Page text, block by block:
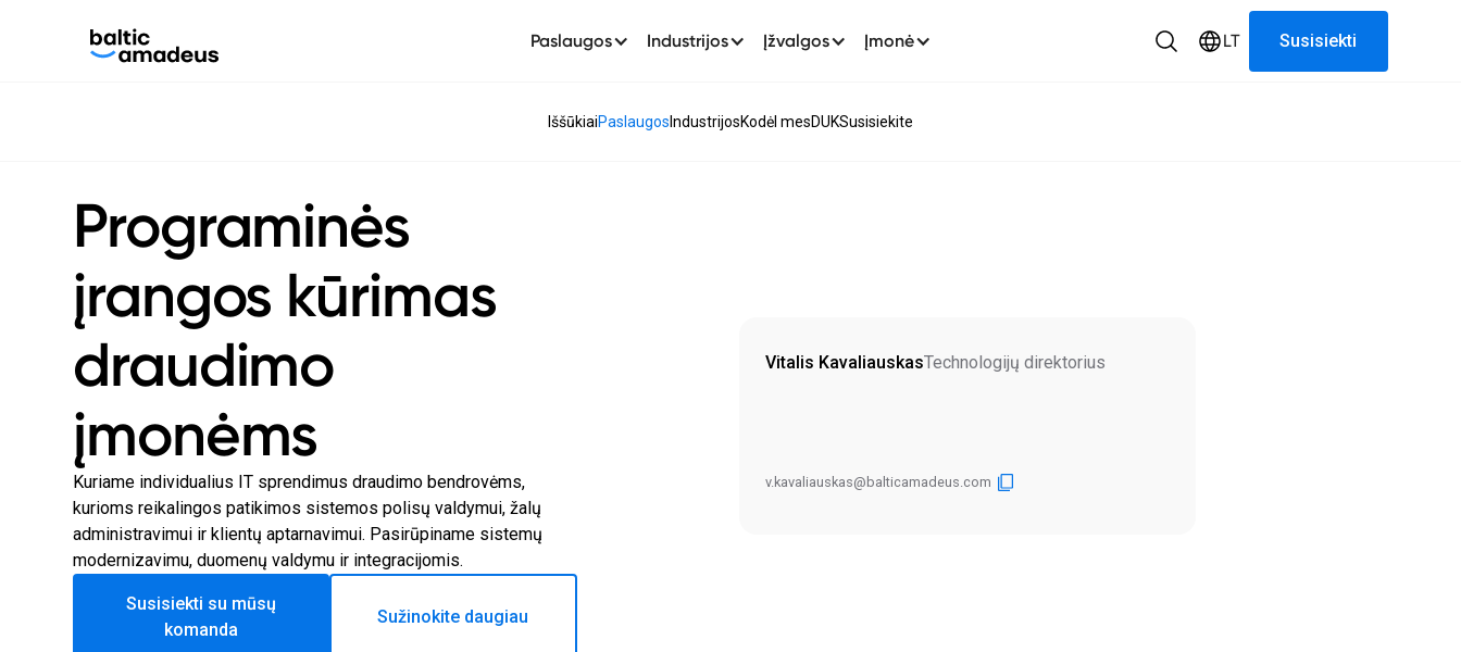
Paslaugos Industrijos Įžvalgos Įmonė LT Susisiekti
IššūkiaiPaslaugos IndustrijosKodėl mesDUKSusisiekite
Programinės
įrangos kūrimas
draudimo
įmonėms
Kuriame individualius IT sprendimus draudimo bendrovėms,
kurioms reikalingos patikimos sistemos polisų valdymui, žalų
administravimui ir klientų aptarnavimui. Pasirūpiname sistemų
modernizavimu, duomenų valdymu ir integracijomis.
Susisiekti su mūsų
komanda
Sužinokite daugiau
Vitalis KavaliauskasTechnologijų direktorius
v.kavaliauskas@balticamadeus.com